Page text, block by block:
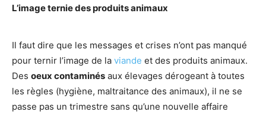
L’image ternie des produits animaux
Il faut dire que les messages et crises n’ont pas manqué
pour ternir l’image de la viande et des produits animaux.
Des oeux contaminés aux élevages dérogeant à toutes
les règles (hygiène, maltraitance des animaux), il ne se
passe pas un trimestre sans qu’une nouvelle affaire